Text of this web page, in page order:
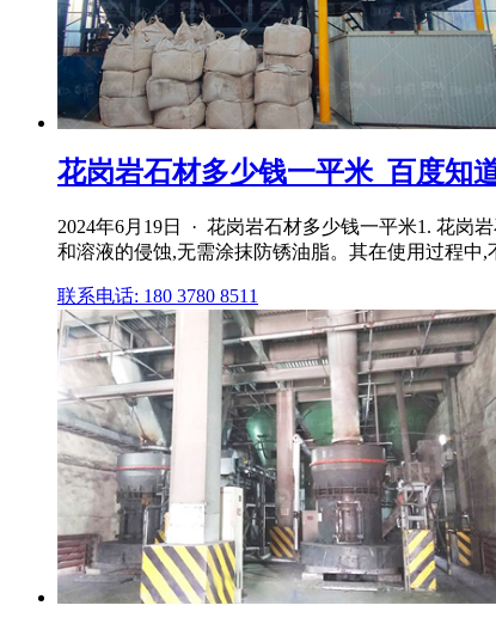
花岗岩石材多少钱一平米_百度知
2024年6月19日 · 花岗岩石材多少钱一平米1. 花岗
和溶液的侵蚀,无需涂抹防锈油脂。其在使用过程中,
联系电话: 180 3780 8511